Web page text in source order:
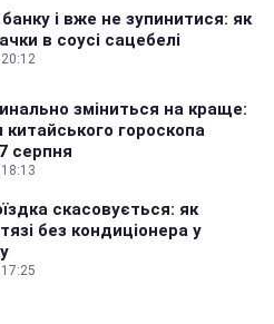
і вже не зупинитися: як
в соусі сацебелі
зміниться на краще:
китайського гороскопа
серпня
скасовується: як
без кондиціонера у